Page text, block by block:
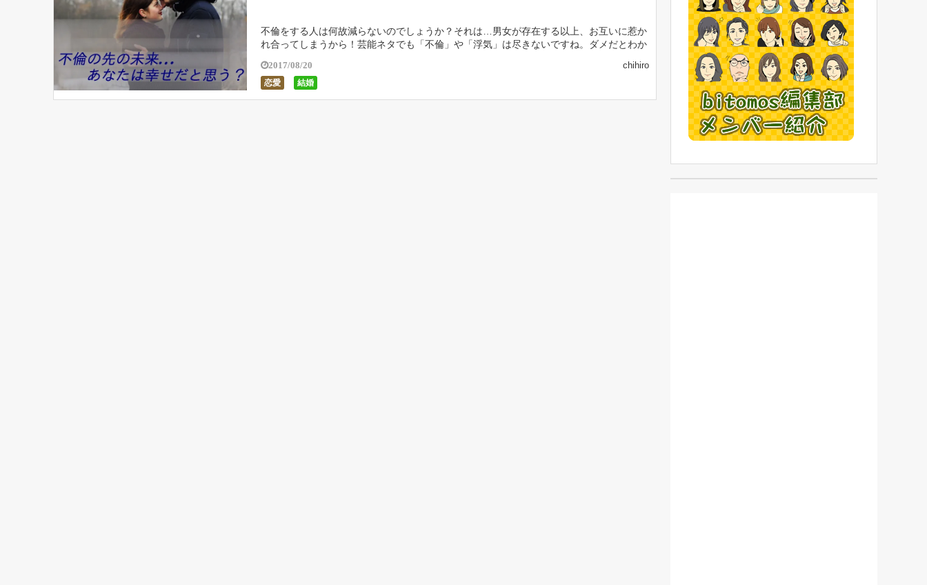
不倫をする人は何故減らないのでしょうか？それは…男女が存在する以上、お互いに惹か
れ合ってしまうから！芸能ネタでも「不倫」や「浮気」は尽きないですね。ダメだとわか
2017/08/20
恋愛 結婚
chihiro